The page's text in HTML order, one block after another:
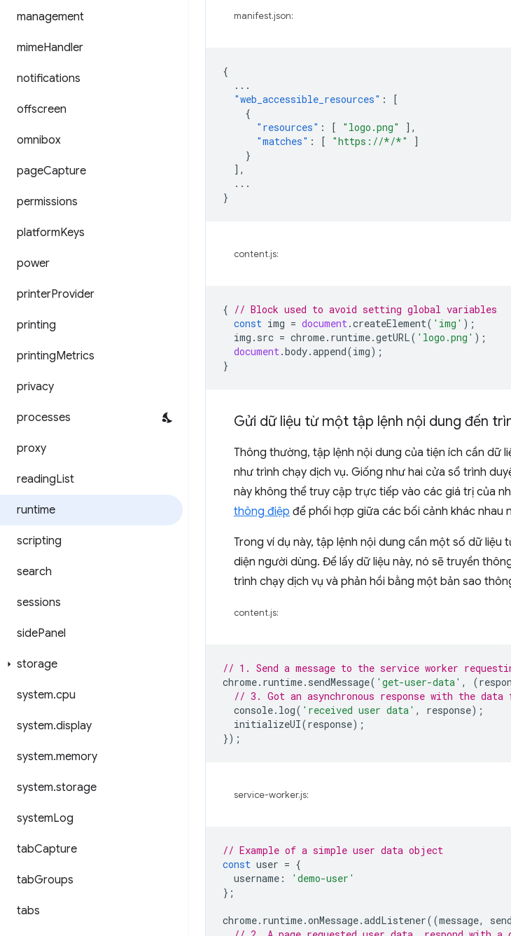
management
mimeHandler
notifications
offscreen
omnibox
pageCapture
permissions
platformKeys
power
printerProvider
printing
printingMetrics
privacy
processes
proxy
readingList
runtime
scripting
search
sessions
sidePanel
storage
system.cpu
system.display
system.memory
system.storage
systemLog
tabCapture
tabGroups
tabs
manifest.json:
{
...
"web_accessible_resources" :
[
{
"resources" : [ "logo.png"
],
"matches" : [ "https://*/*"
]
}
],
...
}
content.js:
{ // Block used to avoid setting global variables
const img = document.createElement( 'img' );
img . src = chrome. runtime.getURL( 'logo.png' );
document.body.append(img);
}
Gửi dữ liệu từ một tập lệnh nội dung đến
Thông thường, tập lệnh nội dung của tiện ích cần dữ
như trình chạy dịch vụ. Giống như hai cửa sổ trình
này không thể truy cập trực tiếp vào các giá trị của
thông điệp để phối hợp giữa các bối cảnh khác nhau
Trong ví dụ này, tập lệnh nội dung cần một số dữ
diện người dùng. Để lấy dữ liệu này, nó sẽ truyền
trình chạy dịch vụ và phản hồi bằng một bản sao
content.js:
// 1. Send a message to the service worker
chrome. runtime. sendMessage( 'get-user-data' , (
// 3. Got an asynchronous response with the data
console. log( 'received user data' , response);
initializeUI(response);
});
service-worker.js:
// Example of a simple user data object
const user = {
username :
'demo-user'
};
chrome. runtime.onMessage.addListener((message,